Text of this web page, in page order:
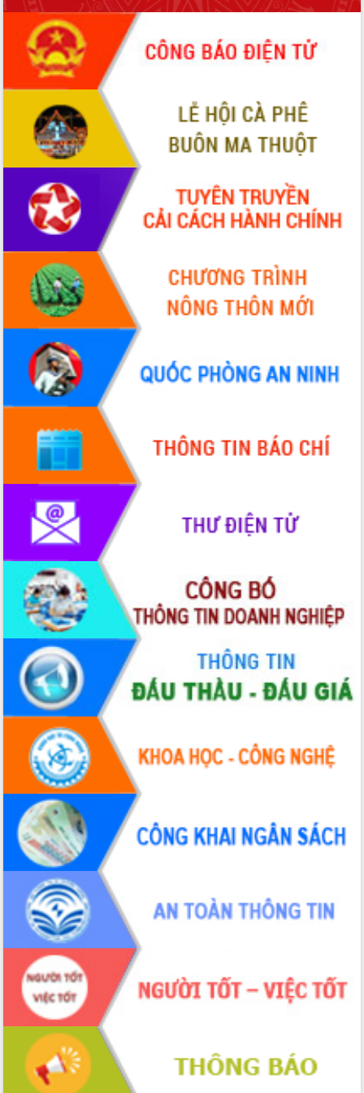
Xây dựng nông thôn mới: Nâng cao đời
sống người dân từ những mô hình thiết
thực
Quyết liệt tháo gỡ vướng mắc, đẩy
nhanh tiến độ các dự án trọng điểm
trong Khu kinh tế Nam Phú Yên
Hòn Yến phát triển du lịch gắn với bảo
tồn biển
Lấy ý kiến điều chỉnh Quy hoạch tỉnh
Đắk Lắk thời kỳ 2021-2030, tầm nhìn
đến năm 2050
Phát động chiến dịch 30 ngày đêm
giải phóng mặt bằng Tuyến đường bộ
ven biển
Đắk Lắk nỗ lực thúc đẩy tăng trưởng
kinh tế từ 10% trở lên trong Quý
II/2026
Đắk Lắk ký kết thỏa thuận hợp tác về
chuyển đổi số giai đoạn 2026 – 2030
với Tập đoàn Bưu chính Viễn thông
Việt Nam
Thứ trưởng Bộ Y tế làm việc với tỉnh
Đắk Lắk về phát triển nhân lực y tế
cho trạm y tế cấp xã
Du lịch Đắk Lắk nâng tầm trải nghiệm
du khách thông qua Hệ thống cơ sở dữ
liệu và Bản đồ số
Tập huấn ứng dụng trí tuệ nhân tạo (AI)
trong thương mại điện tử năm 2026
Đoàn đại biểu Quốc hội tỉnh Đắk Lắk
trao đổi thông tin trước Kỳ họp thứ
nhất, Quốc hội khóa XVI
Quyết liệt cải cách hành chính, khơi
thông nguồn lực phát triển
Nâng cao hiệu lực, hiệu quả HĐND
tỉnh thông qua hiện đại hóa hành chính
Xã Ea Phê gắn cải cách hành chính với
chuyển đổi số
Phó Chủ tịch Thường trực UBND tỉnh
Hồ Thị Nguyên Thảo làm việc tại Trung
tâm Phục vụ hành chính công xã Ea
Xây dựng nền hành chính số đồng
hành cùng nông dân dân, doanh nghiệp
Giai đoạn 2026-2030, Đắk Lắk phấn
đấu có 77% xã đạt chuẩn nông thôn
mới
Chuyển đổi số 'mở đường' cho nông
nghiệp Đắk Lắk tăng trưởng bứt phá
Triển khai đồng bộ đo đạc, lập hồ sơ
địa chính, hoàn thiện cơ sở dữ liệu đất
đai
Ứng dụng sinh trắc học - Bước tiến
trong hành trình chuyển đổi số tại Đắk
Đắk Lắk nâng cao hiệu quả công tác
Đảng từ Sổ tay đảng viên điện tử
Đắk Lắk đẩy mạnh nuôi biển công
nghệ, hướng tới phát triển thủy sản
bền vững
Tập huấn nâng cao năng lực triển khai
chuyển đổi số cho cán bộ, công chức